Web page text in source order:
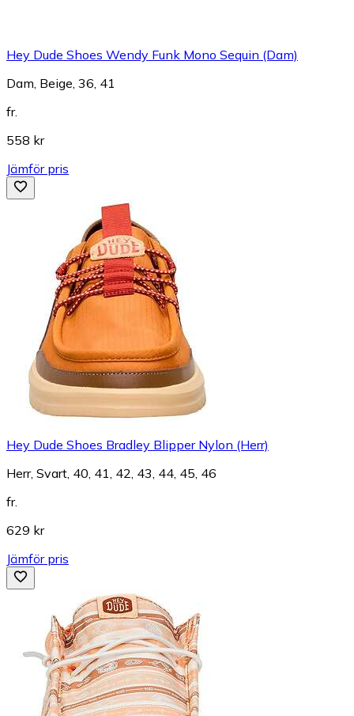
Hey Dude Shoes Wendy Funk Mono Sequin (Dam)
Dam, Beige, 36, 41
fr.
558 kr
Jämför pris
Hey Dude Shoes Bradley Blipper Nylon (Herr)
Herr, Svart, 40, 41, 42, 43, 44, 45, 46
fr.
629 kr
Jämför pris